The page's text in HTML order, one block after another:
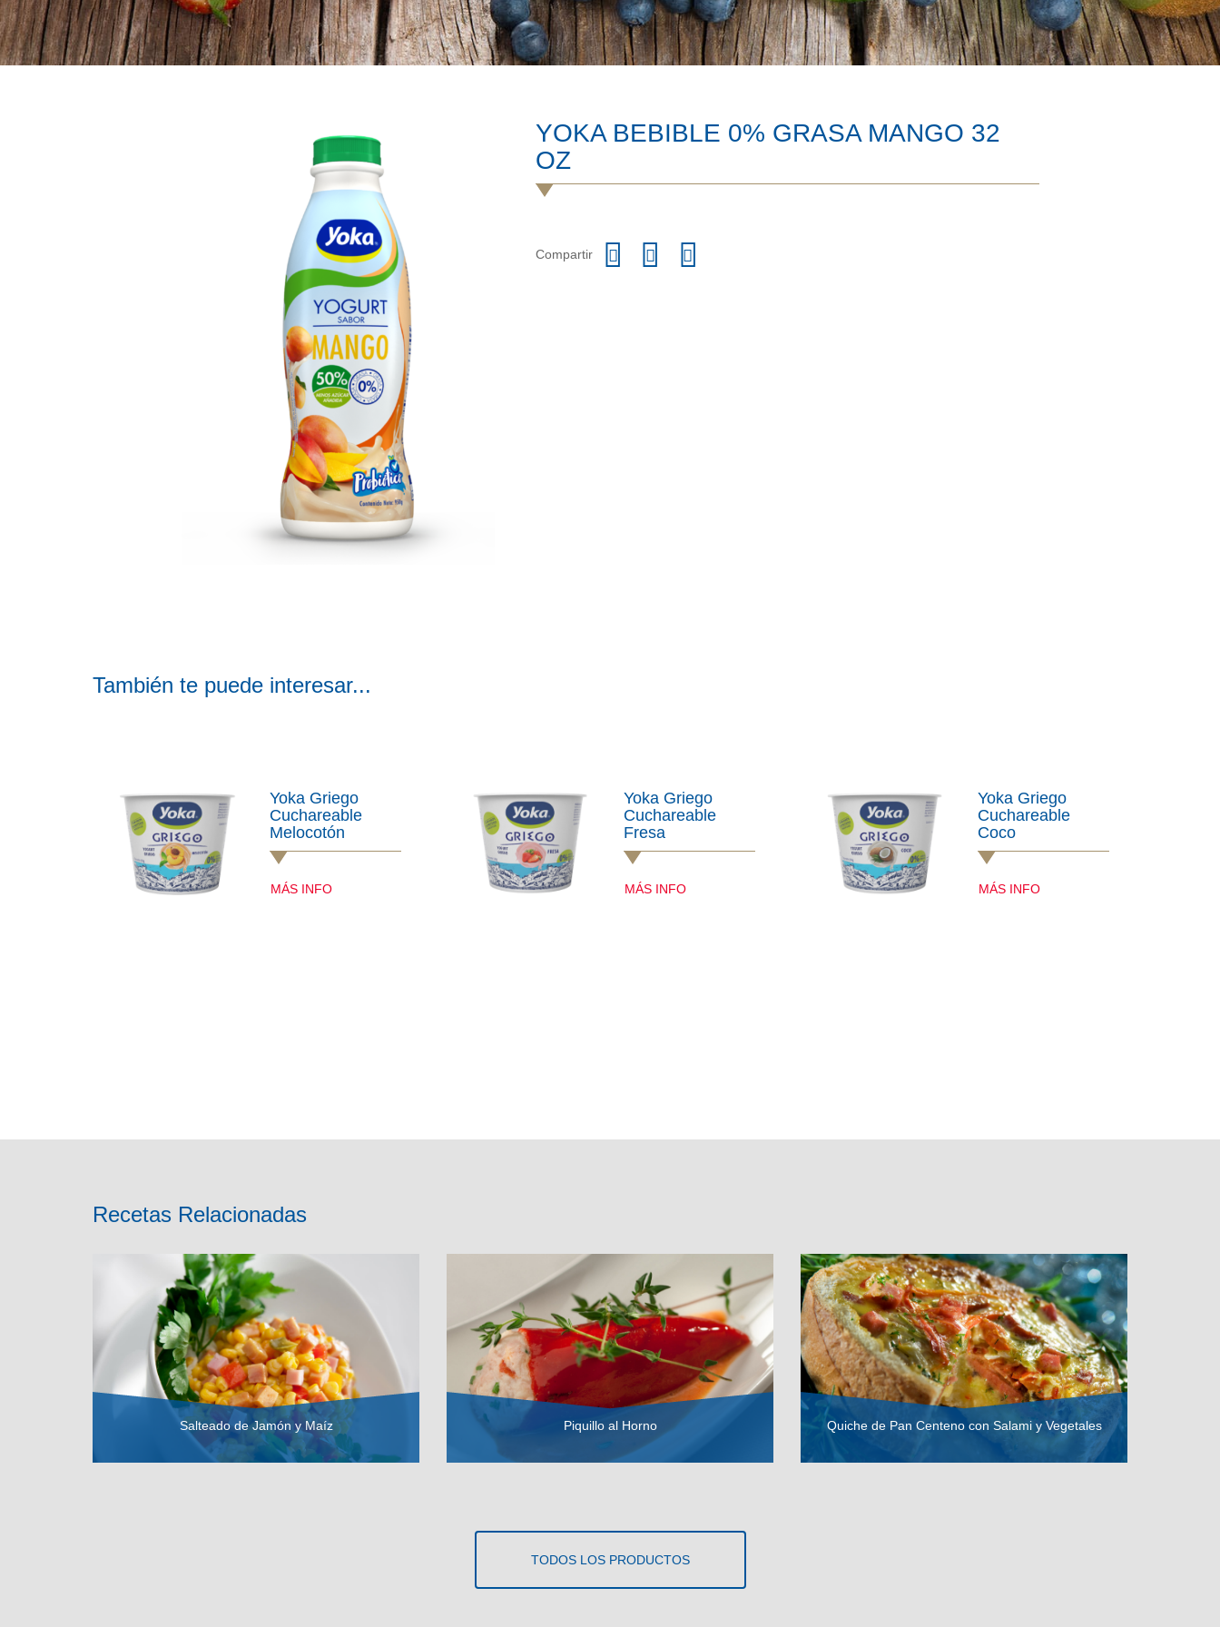
YOKA BEBIBLE 0% GRASA MANGO 32
OZ
Compartir
También te puede interesar...
Yoka Griego
Cuchareable
Melocotón
MÁS INFO
Yoka Griego
Cuchareable
Fresa
MÁS INFO
Yoka Griego
Cuchareable
Coco
MÁS INFO
Recetas Relacionadas
Salteado de Jamón y Maíz Piquillo al Horno Quiche de Pan Centeno con Salami y Vegetales
TODOS LOS PRODUCTOS